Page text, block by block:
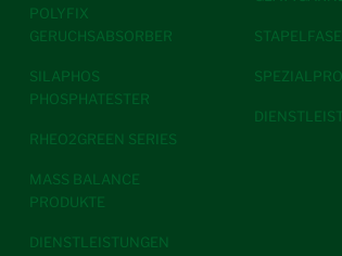
POLYFIX
GERUCHSABSORBER
SILAPHOS
PHOSPHATESTER
RHEO2GREEN SERIES
MASS BALANCE
PRODUKTE
DIENSTLEISTUNGEN